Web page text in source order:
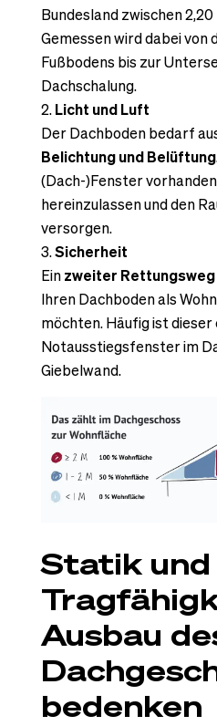
Bundesland zwischen 2,20
Gemessen wird dabei von
Fußbodens bis zur
Dachschalung.
Licht und Luft
Der Dachboden bedarf
Belichtung und Belüftung
(Dach-)Fenster
hereinzulassen und den
versorgen.
Sicherheit
Einzweiter Rettungsweg
Ihren Dachboden als
möchten. Häufig ist dieser
Notausstiegsfenster im
Giebelwand.
Statik und
Ausbau
bedenken